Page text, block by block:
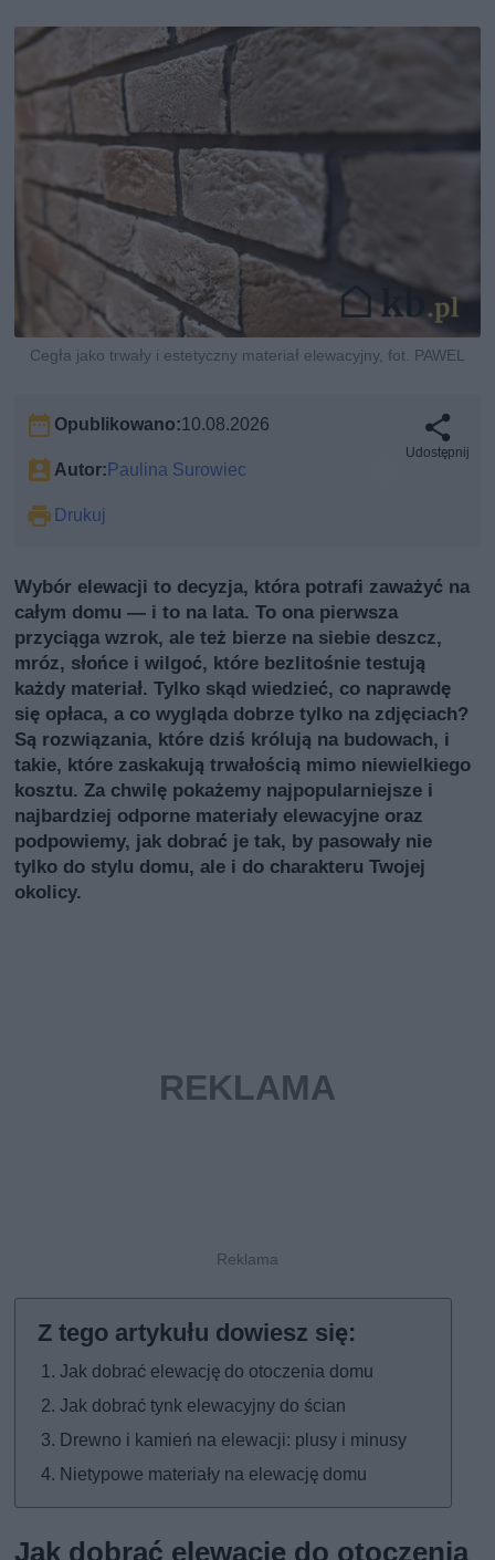
Cegła jako trwały i estetyczny materiał elewacyjny, fot. PAWEL
Opublikowano:10.08.2026
Autor: Paulina Surowiec
Drukuj
Udostępnij
Wybór elewacji to decyzja, która potrafi zaważyć na
całym domu — i to na lata. To ona pierwsza
przyciąga wzrok, ale też bierze na siebie deszcz,
mróz, słońce i wilgoć, które bezlitośnie testują
każdy materiał. Tylko skąd wiedzieć, co naprawdę
się opłaca, a co wygląda dobrze tylko na zdjęciach?
Są rozwiązania, które dziś królują na budowach, i
takie, które zaskakują trwałością mimo niewielkiego
kosztu. Za chwilę pokażemy najpopularniejsze i
najbardziej odporne materiały elewacyjne oraz
podpowiemy, jak dobrać je tak, by pasowały nie
tylko do stylu domu, ale i do charakteru Twojej
okolicy.
Jak dobrać elewację do otoczenia domu
Jak dobrać tynk elewacyjny do ścian
Drewno i kamień na elewacji: plusy i minusy
Nietypowe materiały na elewację domu
Jak dobrać elewację do otoczenia